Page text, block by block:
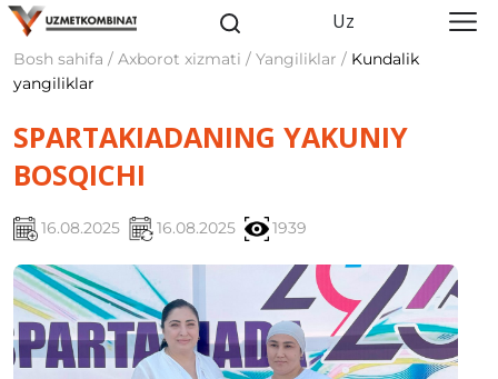
Uz
Bosh sahifa / Axborot xizmati / Yangiliklar / Kundalik
yangiliklar
SPARTAKIADANING YAKUNIY
BOSQICHI
16.08.2025 16.08.2025 1939